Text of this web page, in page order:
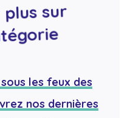
sur
les feux des
nos dernières